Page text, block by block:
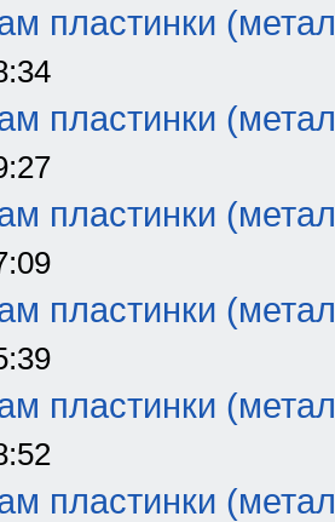
пластинки
пластинки
пластинки
пластинки
пластинки
пластинки